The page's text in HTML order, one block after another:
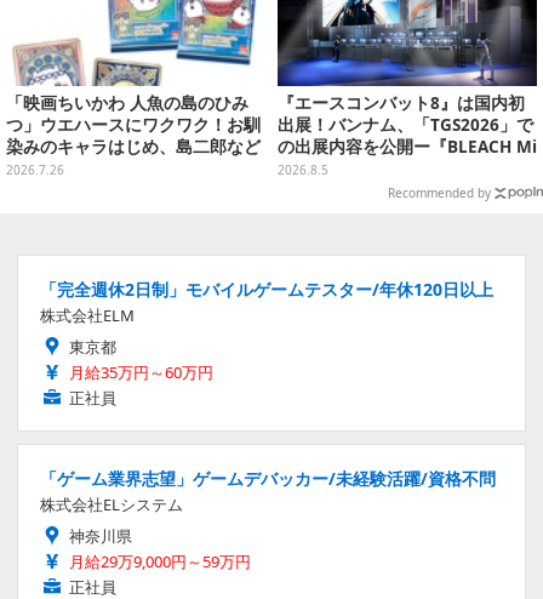
「映画ちいかわ 人魚の島のひみ
つ」ウエハースにワクワク！お馴
染みのキャラはじめ、島二郎など
セイレーン編カード全22種
2026.7.26
『エースコンバット8』は国内初
出展！バンナム、「TGS2026」で
の出展内容を公開ー『BLEACH Mi
rrors High』や『ONE PIECE 海
のごちそうレストラン』も遊べる
2026.8.5
Recommended by
「完全週休2日制」モバイルゲームテスター/年休120日以上
株式会社ELM
東京都
月給35万円～60万円
正社員
「ゲーム業界志望」ゲームデバッカー/未経験活躍/資格不問
株式会社ELシステム
神奈川県
月給29万9,000円～59万円
正社員